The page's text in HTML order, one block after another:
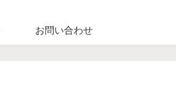
お問い合わせ